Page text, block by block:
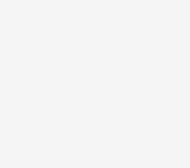
，也改造不了關
阿昆的出軌，但她
激，而是某種已然